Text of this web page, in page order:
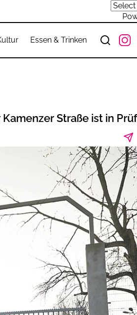
Essen & Trinken
Straße ist in